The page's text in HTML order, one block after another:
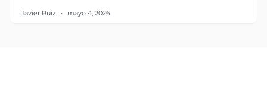
Javier Ruiz mayo 4, 2026